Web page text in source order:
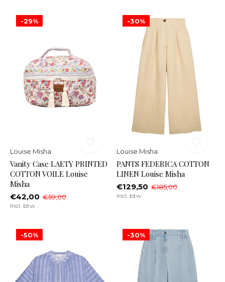
-29%
Louise Misha
Vanity Case LAETY PRINTED
COTTON VOILE Louise
Misha
€42,00 €59,00
Incl. btw
-30%
Louise Misha
PANTS FEDERICA COTTON
LINEN Louise Misha
€129,50 €185,00
Incl. btw
-50% -30%